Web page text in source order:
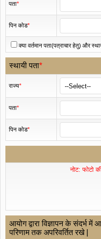
पता*
पिन कोड*
क्या वर्तमान पता(पत्राचार हेतु) और
स्थायी पता*
राज्य*
पता*
पिन कोड*
नोट: फोटो
आयोग द्वारा विज्ञापन के संदर्भ
परिणाम तक अपरिवर्तित रखे |